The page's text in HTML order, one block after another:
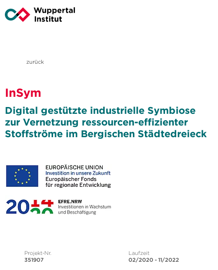
zurück
InSym
Digital gestützte industrielle Symbiose
zur Vernetzung ressourcen-effizienter
Stoffströme im Bergischen Städtedreieck
Projekt-Nr.
351907
Laufzeit
02/2020 - 11/2022